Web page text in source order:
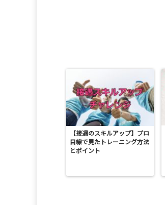
【接遇のスキルアップ】プロ
目線で見たトレーニング方法
とポイント